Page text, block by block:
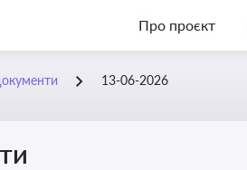
Про проєкт
13-06-2026